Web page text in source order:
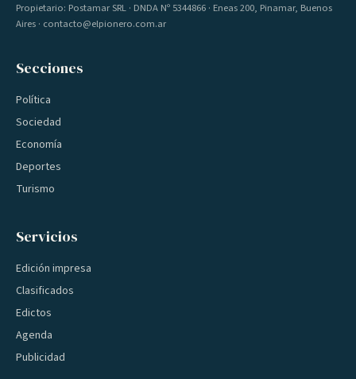
Propietario: Postamar SRL · DNDA Nº 5344866 · Eneas 200, Pinamar, Buenos
Aires · contacto@elpionero.com.ar
Secciones
Política
Sociedad
Economía
Deportes
Turismo
Servicios
Edición impresa
Clasificados
Edictos
Agenda
Publicidad